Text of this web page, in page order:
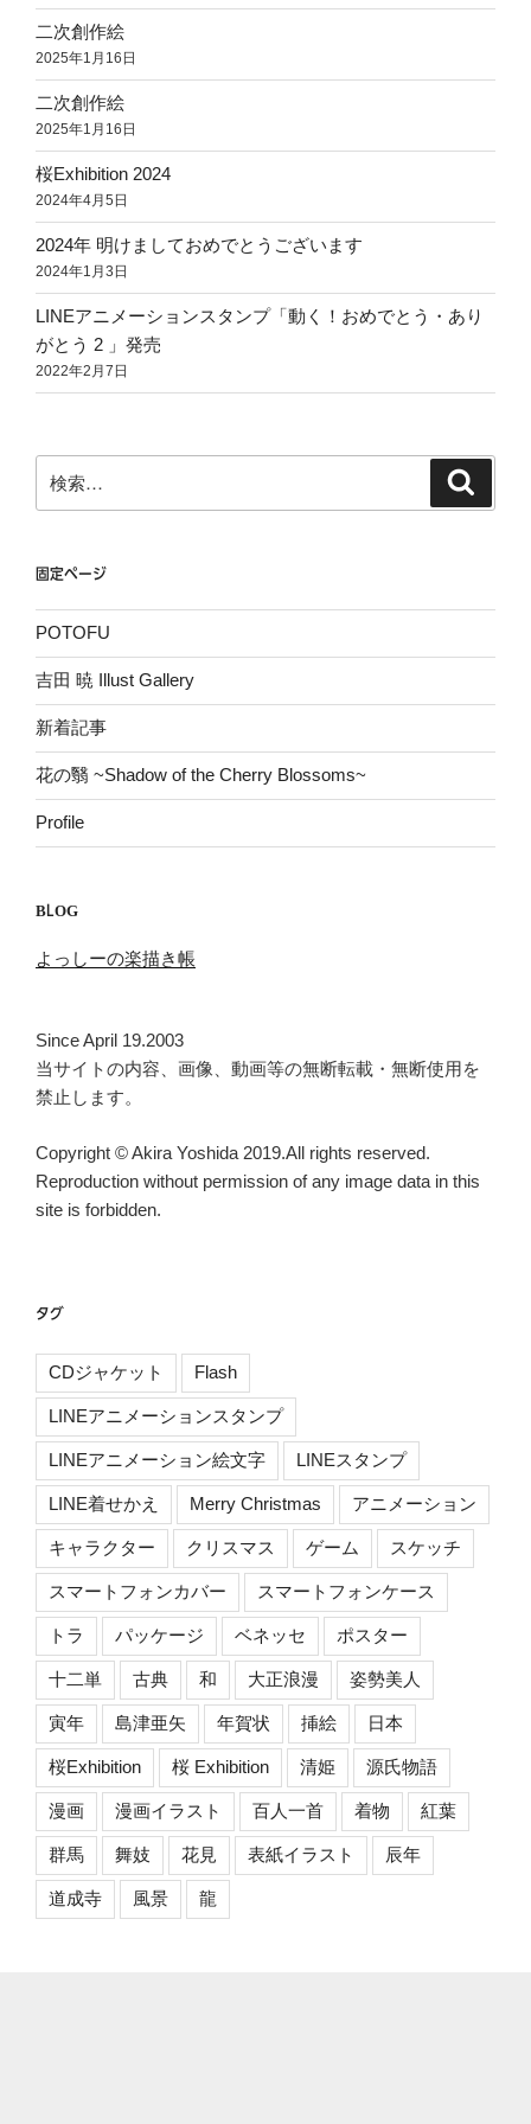
二次創作絵
2025年1月16日
二次創作絵
2025年1月16日
桜Exhibition 2024
2024年4月5日
2024年 明けましておめでとうございます
2024年1月3日
LINEアニメーションスタンプ「動く！おめでとう・あり
がとう 2 」発売
2022年2月7日
索:
固定ページ
POTOFU
吉田 暁 Illust Gallery
新着記事
花の翳 ~Shadow of the Cherry Blossoms~
Profile
BLOG
よっしーの楽描き帳
Since April 19.2003
当サイトの内容、画像、動画等の無断転載・無断使用を
禁止します。
Copyright © Akira Yoshida 2019.All rights reserved.
Reproduction without permission of any image data in this
site is forbidden.
タグ
CDジャケット Flash
LINEアニメーションスタンプ
LINEアニメーション絵文字 LINEスタンプ
LINE着せかえ Merry Christmas アニメーション
キャラクター クリスマス ゲーム スケッチ
スマートフォンカバー スマートフォンケース
トラ パッケージ ベネッセ ポスター
十二単 古典 和 大正浪漫 姿勢美人
寅年 島津亜矢 年賀状 挿絵 日本
桜Exhibition 桜 Exhibition 清姫 源氏物語
漫画 漫画イラスト 百人一首 着物 紅葉
群馬 舞妓 花見 表紙イラスト 辰年
道成寺 風景 龍